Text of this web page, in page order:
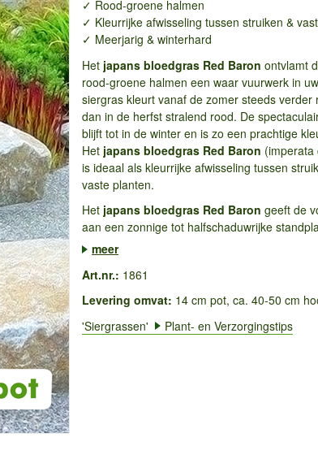
✓ Rood-groene halmen
✓ Kleurrijke afwisseling tussen struiken &
✓ Meerjarig & winterhard
Het japans bloedgras Red Baron ontvlamt
rood-groene halmen een waar vuurwerk in
siergras kleurt vanaf de zomer steeds verder
dan in de herfst stralend rood. De
blijft tot in de winter en is zo een prachtige
Het japans bloedgras Red Baron (imperata
is ideaal als kleurrijke afwisseling tussen
vaste planten.
Het japans bloedgras Red Baron geeft de
aan een zonnige tot halfschaduwrijke
meer
Art.nr.: 1861
Levering omvat: 14 cm pot, ca. 40-50 cm
'Siergrassen'
Plant- en Verzorgingstips